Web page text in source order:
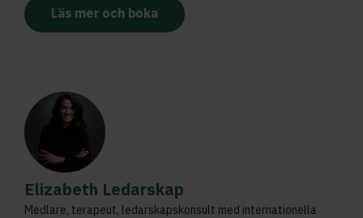
Läs mer och boka
Elizabeth Ledarskap
Medlare, terapeut, ledarskapskonsult med internationella